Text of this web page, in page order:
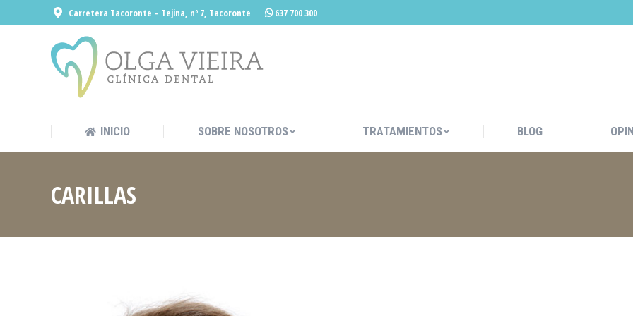
Carretera Tacoronte – Tejina, nº 7, Tacoronte 637 700 300
INICIO SOBRE NOSOTROS TRATAMIENTOS BLOG
CARILLAS
INICIO SOBRE NOSOTROS TRATAMIENTOS BLOG